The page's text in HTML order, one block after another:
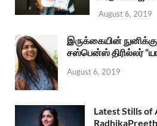
August 6, 2019
இருக்கையின்
சஸ்பென்ஸ் திரில்லர்
August 6, 2019
Latest Stills of